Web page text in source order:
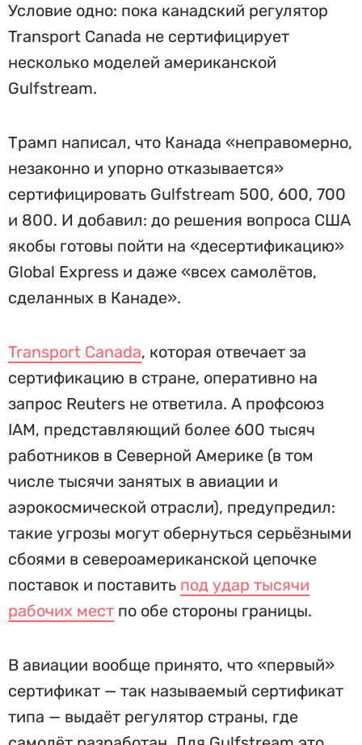
Условие одно: пока канадский регулятор
Transport Canada не сертифицирует
несколько моделей американской
Gulfstream.
Трамп написал, что Канада «неправомерно,
незаконно и упорно отказывается»
сертифицировать Gulfstream 500, 600, 700
и 800. И добавил: до решения вопроса США
якобы готовы пойти на «десертификацию»
Global Express и даже «всех самолётов,
сделанных в Канаде».
Transport Canada, которая отвечает за
сертификацию в стране, оперативно на
запрос Reuters не ответила. А профсоюз
IAM, представляющий более 600 тысяч
работников в Северной Америке (в том
числе тысячи занятых в авиации и
аэрокосмической отрасли), предупредил:
такие угрозы могут обернуться серьёзными
сбоями в североамериканской цепочке
поставок и поставить под удар тысячи
рабочих мест по обе стороны границы.
В авиации вообще принято, что «первый»
сертификат — так называемый сертификат
типа — выдаёт регулятор страны, где